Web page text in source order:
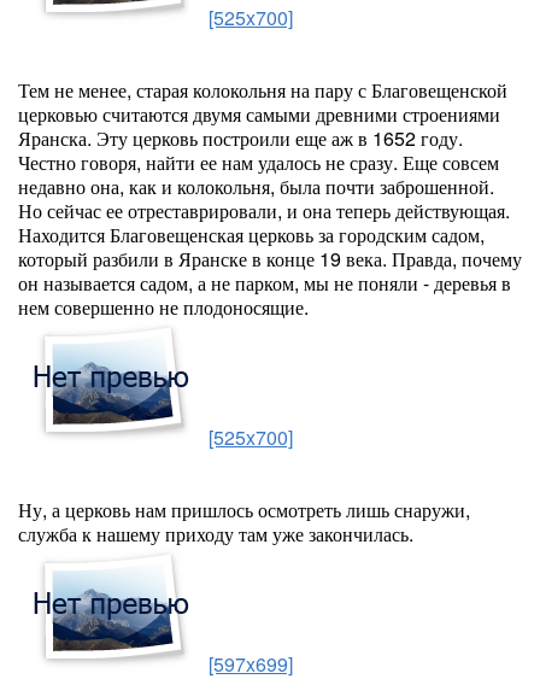
[525x700]
Тем не менее, старая колокольня на пару с Благовещенской
церковью считаются двумя самыми древними строениями
Яранска. Эту церковь построили еще аж в 1652 году.
Честно говоря, найти ее нам удалось не сразу. Еще совсем
недавно она, как и колокольня, была почти заброшенной.
Но сейчас ее отреставрировали, и она теперь действующая.
Находится Благовещенская церковь за городским садом,
который разбили в Яранске в конце 19 века. Правда, почему
он называется садом, а не парком, мы не поняли - деревья в
нем совершенно не плодоносящие.
[525x700]
Ну, а церковь нам пришлось осмотреть лишь снаружи,
служба к нашему приходу там уже закончилась.
[597x699]